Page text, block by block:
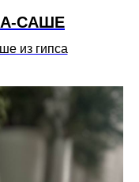
САШЕ
из гипса